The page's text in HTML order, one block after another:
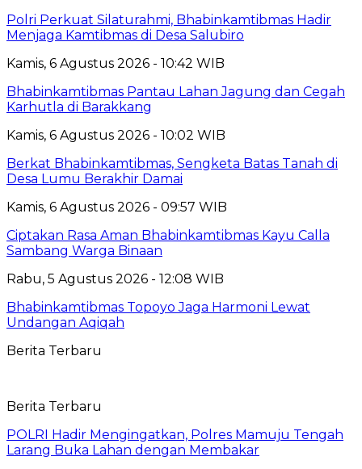
Polri Perkuat Silaturahmi, Bhabinkamtibmas Hadir
Menjaga Kamtibmas di Desa Salubiro
Kamis, 6 Agustus 2026 - 10:42 WIB
Bhabinkamtibmas Pantau Lahan Jagung dan Cegah
Karhutla di Barakkang
Kamis, 6 Agustus 2026 - 10:02 WIB
Berkat Bhabinkamtibmas, Sengketa Batas Tanah di
Desa Lumu Berakhir Damai
Kamis, 6 Agustus 2026 - 09:57 WIB
Ciptakan Rasa Aman Bhabinkamtibmas Kayu Calla
Sambang Warga Binaan
Rabu, 5 Agustus 2026 - 12:08 WIB
Bhabinkamtibmas Topoyo Jaga Harmoni Lewat
Undangan Aqiqah
Berita Terbaru
Berita Terbaru
POLRI Hadir Mengingatkan, Polres Mamuju Tengah
Larang Buka Lahan dengan Membakar